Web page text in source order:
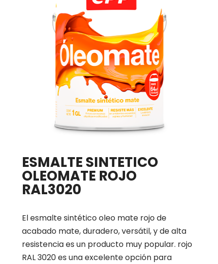
ESMALTE SINTETICO
OLEOMATE ROJO
RAL3020
El esmalte sintético oleo mate rojo de
acabado mate, duradero, versátil, y de alta
resistencia es un producto muy popular. rojo
RAL 3020 es una excelente opción para